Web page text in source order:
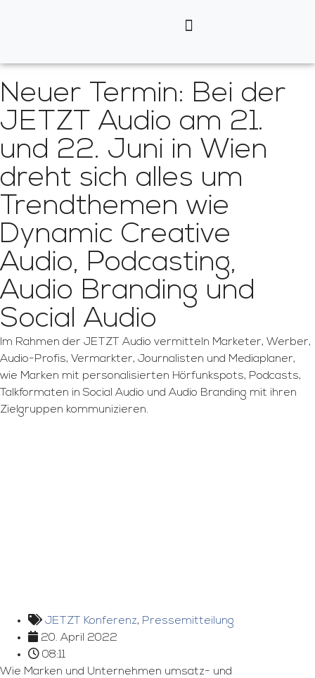
Neuer Termin: Bei der
JETZT Audio am 21.
und 22. Juni in Wien
dreht sich alles um
Trendthemen wie
Dynamic Creative
Audio, Podcasting,
Audio Branding und
Social Audio
Im Rahmen der JETZT Audio vermitteln Marketer, Werber,
Audio-Profis, Vermarkter, Journalisten und Mediaplaner,
wie Marken mit personalisierten Hörfunkspots, Podcasts,
Talkformaten in Social Audio und Audio Branding mit ihren
Zielgruppen kommunizieren.
JETZT Konferenz, Pressemitteilung
20. April 2022
08:11
Wie Marken und Unternehmen umsatz- und